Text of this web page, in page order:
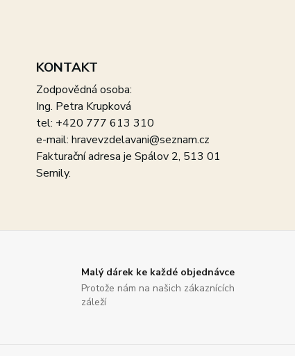
KONTAKT
Zodpovědná osoba:
Ing. Petra Krupková
tel: +420 777 613 310
e-mail: hravevzdelavani@seznam.cz
Fakturační adresa je Spálov 2, 513 01
Semily.
Malý dárek ke každé objednávce
Protože nám na našich zákaznících
záleží